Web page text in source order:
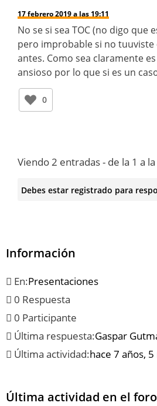
17 febrero 2019 a las 19:11
No se si sea TOC (no digo que
pero improbable si no tuuviste
antes. Como sea claramente
ansioso por lo que si es un
0
Viendo 2 entradas - de la 1 a
Debes estar registrado para
Información
En:Presentaciones
0 Respuesta
0 Participante
Última respuesta:Gaspar
Última actividad:hace 7 años,
Última actividad en el foro